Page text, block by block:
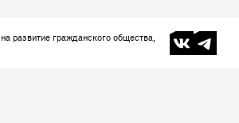
развитие гражданского общества,
В контактеТелеграм